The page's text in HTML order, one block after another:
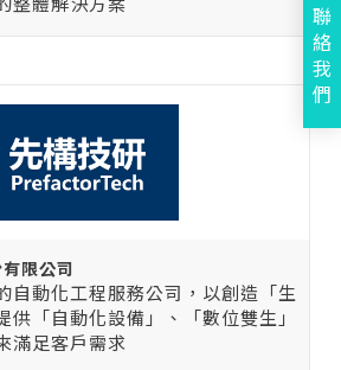
限公司
自動化工程服務公司，以創造「生
供「自動化設備」、「數位雙生」
滿足客戶需求
聯
絡
我
們